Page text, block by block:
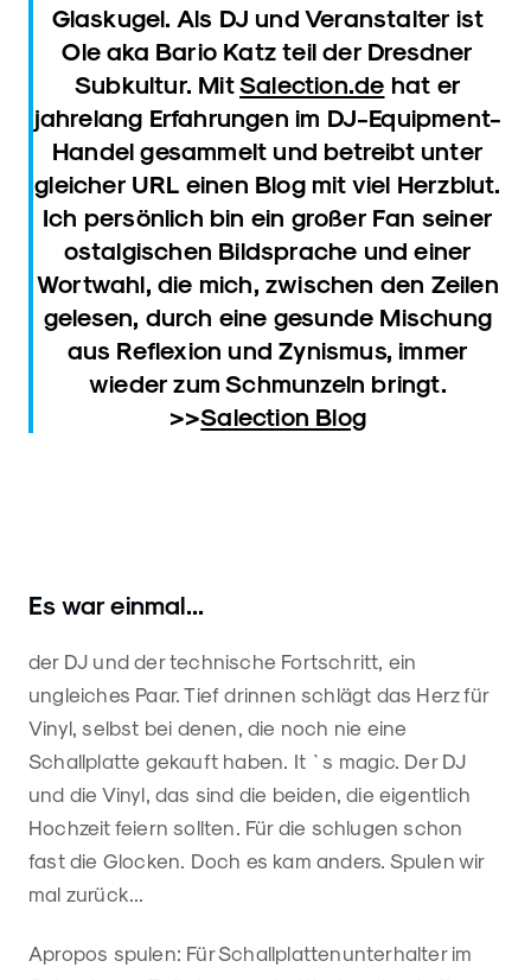
Glaskugel. Als DJ und Veranstalter ist
Ole aka Bario Katz teil der Dresdner
Subkultur. MitSalection.de hat er
jahrelang Erfahrungen im DJ-Equipment-
Handel gesammelt und betreibt unter
gleicher URL einen Blog mit viel Herzblut.
Ich persönlich bin ein großer Fan seiner
ostalgischen Bildsprache und einer
Wortwahl, die mich, zwischen den Zeilen
gelesen, durch eine gesunde Mischung
aus Reflexion und Zynismus, immer
wieder zum Schmunzeln bringt.
>>Salection Blog
Es war einmal...
der DJ und der technische Fortschritt, ein
ungleiches Paar. Tief drinnen schlägt das Herz für
Vinyl, selbst bei denen, die noch nie eine
Schallplatte gekauft haben. It `s magic. Der DJ
und die Vinyl, das sind die beiden, die eigentlich
Hochzeit feiern sollten. Für die schlugen schon
fast die Glocken. Doch es kam anders. Spulen wir
mal zurück...
Apropos spulen: Für Schallplattenunterhalter im